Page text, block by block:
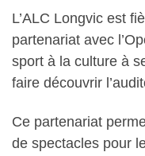
L’ALC Longvic est
partenariat avec
sport à la culture à
faire découvrir
Ce partenariat
de spectacles pour